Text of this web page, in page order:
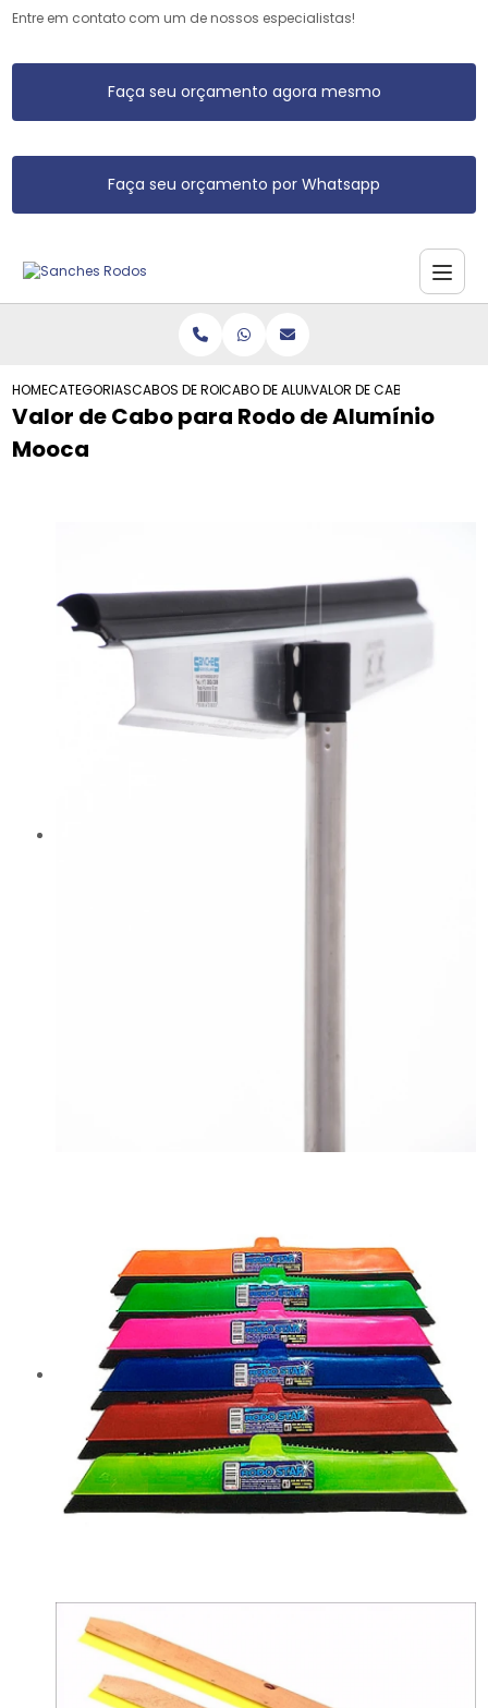
Entre em contato com um de nossos especialistas!
Faça seu orçamento agora mesmo
Faça seu orçamento por Whatsapp
HOMECATEGORIASCABOS DE RODO DE ALUMINIO
CABO DE ALUMINIO RODOVALOR DE CABO PARA
Valor de Cabo para Rodo de Alumínio
Mooca